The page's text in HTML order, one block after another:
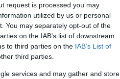
request is processed you may
utilized by us or personal
You may separately opt-out of the
on the IAB’s list of downstream
to third parties on the IAB’s List of
third parties.
services and may gather and store
να
Όπως